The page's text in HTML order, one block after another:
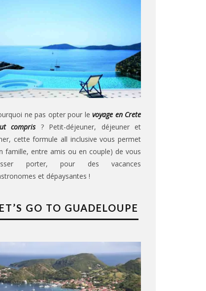
ne pas opter pour le voyage en Crete
compris? Petit-déjeuner, déjeuner et
cette formule all inclusive vous permet
famille, entre amis ou en couple) de vous
porter, pour des vacances
et dépaysantes !
GO TO GUADELOUPE